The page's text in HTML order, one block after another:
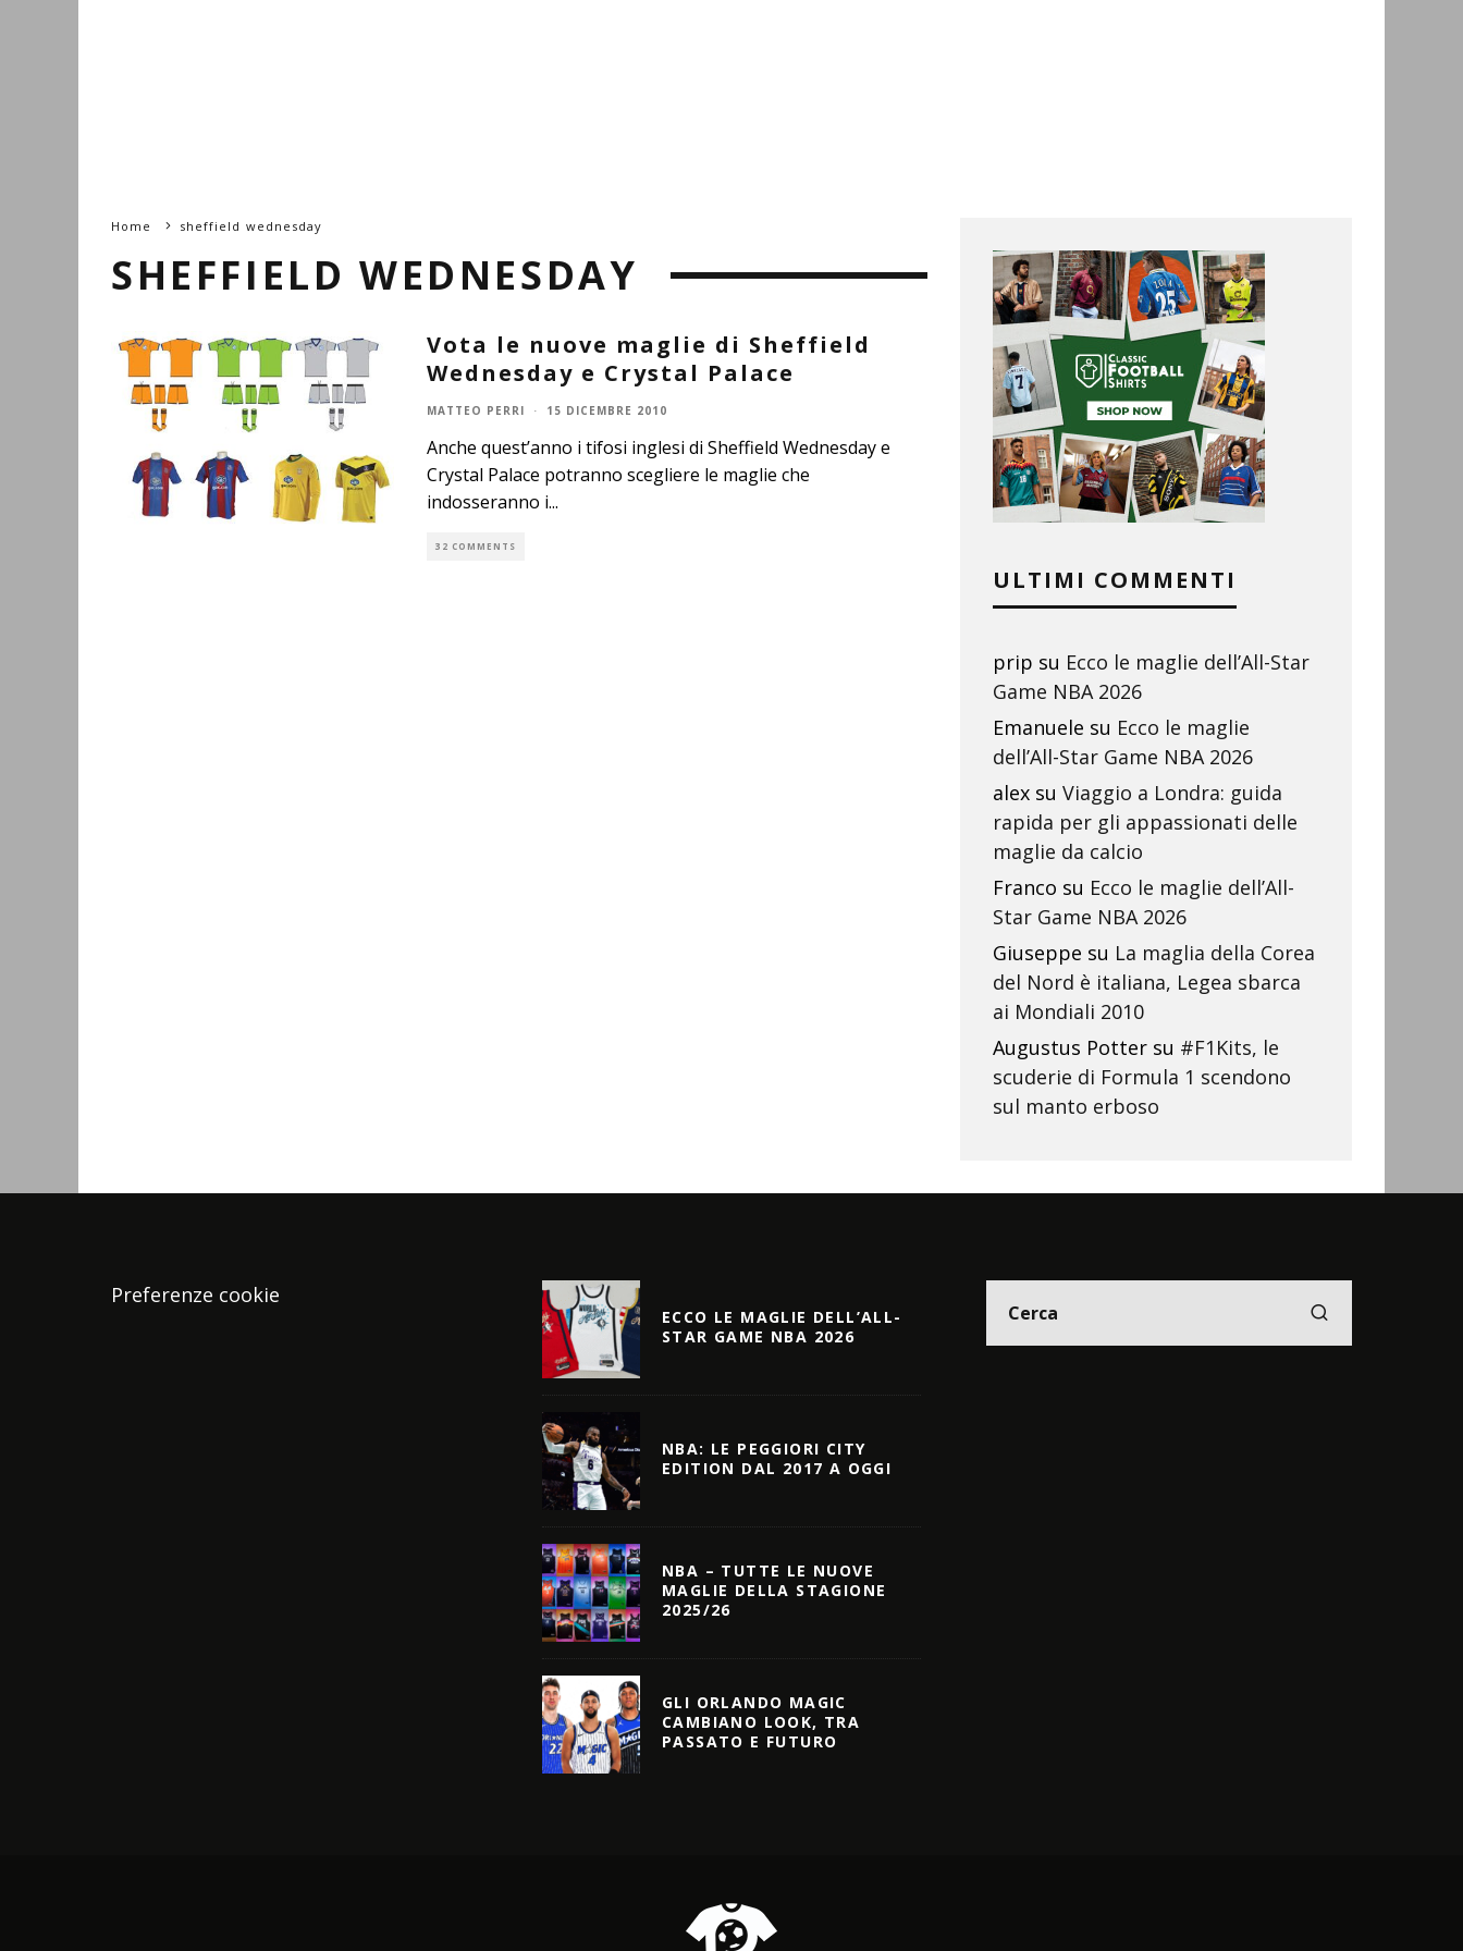
Home sheffield wednesday
SHEFFIELD WEDNESDAY
Vota le nuove maglie di Sheffield
Wednesday e Crystal Palace
MATTEO PERRI · 15 DICEMBRE 2010
Anche quest’anno i tifosi inglesi di Sheffield Wednesday e
Crystal Palace potranno scegliere le maglie che
indosseranno i...
32 COMMENTS
ULTIMI COMMENTI
prip su Ecco le maglie dell’All-Star
Game NBA 2026
Emanuele su Ecco le maglie
dell’All-Star Game NBA 2026
alex su Viaggio a Londra: guida
rapida per gli appassionati delle
maglie da calcio
Franco su Ecco le maglie dell’All-
Star Game NBA 2026
Giuseppe su La maglia della Corea
del Nord è italiana, Legea sbarca
ai Mondiali 2010
Augustus Potter su #F1Kits, le
scuderie di Formula 1 scendono
sul manto erboso
Preferenze cookie
ECCO LE MAGLIE DELL’ALL-
STAR GAME NBA 2026
NBA: LE PEGGIORI CITY
EDITION DAL 2017 A OGGI
NBA – TUTTE LE NUOVE
MAGLIE DELLA STAGIONE
2025/26
GLI ORLANDO MAGIC
CAMBIANO LOOK, TRA
PASSATO E FUTURO